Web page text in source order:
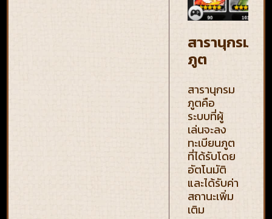
สารานุกรม
ภูต
สารานุกรม
ภูตคือ
ระบบที่ผู้
เล่นจะลง
ทะเบียนภูต
ที่ได้รับโดย
อัตโนมัติ
และได้รับค่า
สถานะเพิ่ม
เติม